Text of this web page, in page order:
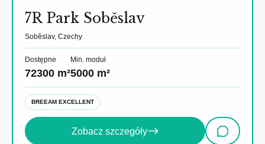
7R Park Soběslav
Soběslav, Czechy
Dostępne
72300 m²
Min. moduł
5000 m²
BREEAM EXCELLENT
Zobacz szczegóły